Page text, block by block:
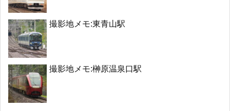
撮影地メモ:東青山駅
撮影地メモ:榊原温泉口駅